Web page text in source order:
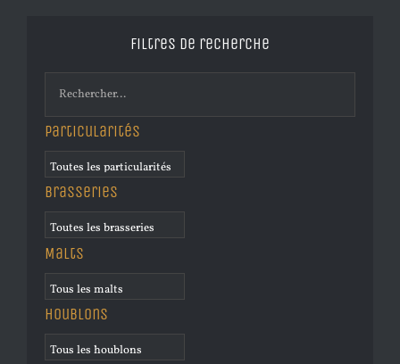
Filtres de recherche
Particularités
Brasseries
Malts
Houblons